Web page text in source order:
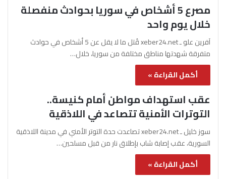
مصرع 5 أشخاص في سوريا بحوادث منفصلة
خلال يوم واحد
آفرين علو ـ xeber24.net قُتل ما لا يقل عن 5 أشخاص في حوادث
متفرقة شهدتها مناطق مختلفة من سوريا، خلال…
أكمل القراءة »
عقب استهداف مواطن أمام كنيسة..
التوترات الأمنية تتصاعد في اللاذقية
سوز خليل ـ xeber24.net تصاعدت حدة التوتر الأمني في مدينة اللاذقية
السورية، عقب إصابة شاب بإطلاق نار من قبل مسلحين…
أكمل القراءة »